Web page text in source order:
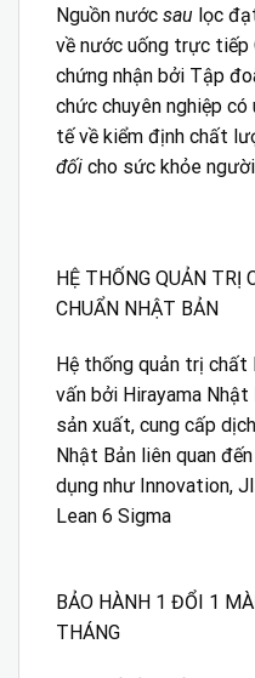
Nguồn nước sau lọc
về nước uống trực tiếp
chứng nhận bởi Tập
chức chuyên nghiệp
tế về kiểm định chất
đối cho sức khỏe
HỆ THỐNG QUẢN TRỊ
CHUẨN NHẬT BẢN
Hệ thống quản trị
vấn bởi Hirayama Nhật
sản xuất, cung cấp
Nhật Bản liên quan
dụng như Innovation,
Lean 6 Sigma
BẢO HÀNH 1 ĐỔI 1
THÁNG